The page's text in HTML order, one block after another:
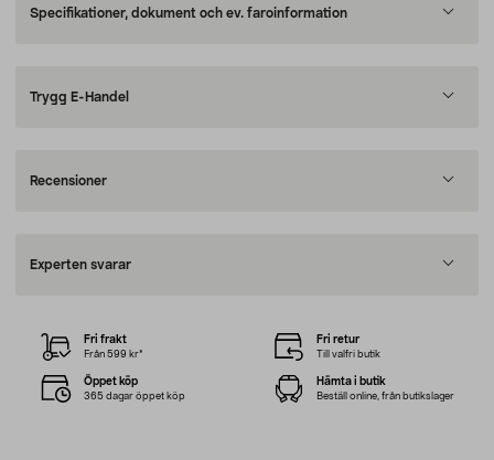
Specifikationer, dokument och ev. faroinformation
Trygg E-Handel
Recensioner
Experten svarar
Fri frakt
Från 599 kr*
Fri retur
Till valfri butik
Öppet köp
365 dagar öppet köp
Hämta i butik
Beställ online, från butikslager